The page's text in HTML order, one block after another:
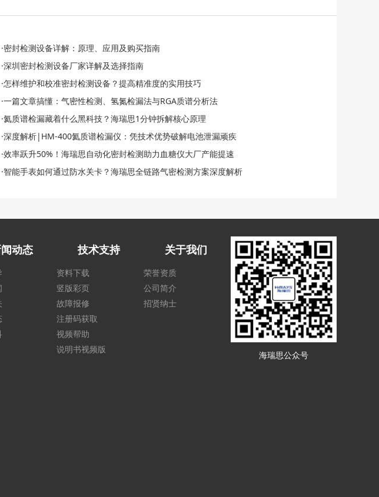
·密封检测设备详解：原理、应用及购买指南
·深圳密封检测设备厂家详解及选择指南
·怎样维护和校准密封检测设备？提高精准度的实用技巧
·一篇文章搞懂：气密性检测、氢氮检漏法与RGA质谱分析法
·氦质谱检漏藏着什么黑科技？海瑞思1分钟拆解核心原理
·深度解析|HM-400氦质谱检漏仪：凭技术优势破解电池泄漏顽疾
·效率跃升50%！海瑞思自动化密封检测助力血糖仪大厂产能提速
·智能手表如何通过防水关卡？海瑞思全链路气密检测方案深度解析
海瑞思公众号
动态 技术支持
资料下载
竖版彩页
故障报修
注册码获取
视频帮助
说明书视频版
关于我们
荣誉资质
公司简介
招贤纳士